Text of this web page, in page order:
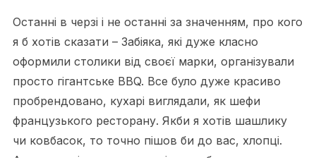
Останні в черзі і не останні за значенням, про кого
я б хотів сказати – Забіяка, які дуже класно
оформили столики від своєї марки, організували
просто гігантське BBQ. Все було дуже красиво
пробрендовано, кухарі виглядали, як шефи
французького ресторану. Якби я хотів шашлику
чи ковбасок, то точно пішов би до вас, хлопці.